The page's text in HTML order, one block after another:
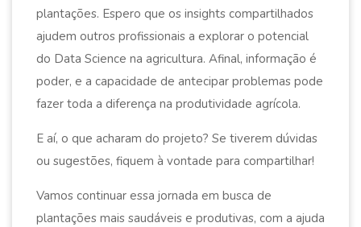
plantações. Espero que os insights compartilhados
ajudem outros profissionais a explorar o potencial
do Data Science na agricultura. Afinal, informação é
poder, e a capacidade de antecipar problemas pode
fazer toda a diferença na produtividade agrícola.
E aí, o que acharam do projeto? Se tiverem dúvidas
ou sugestões, fiquem à vontade para compartilhar!
Vamos continuar essa jornada em busca de
plantações mais saudáveis e produtivas, com a ajuda